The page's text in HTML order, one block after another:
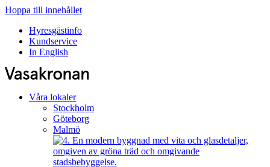
Hoppa till innehållet
Hyresgästinfo
Kundservice
In English
Våra lokaler
Stockholm
Göteborg
Malmö